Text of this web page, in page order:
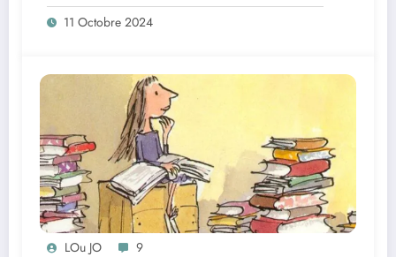
11 Octobre 2024
LOu JO 9